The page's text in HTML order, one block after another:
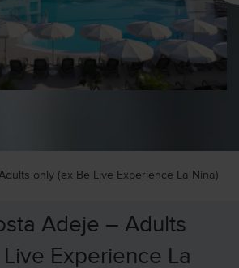
only (ex Be Live Experience La Nina)
Adeje – Adults
Experience La